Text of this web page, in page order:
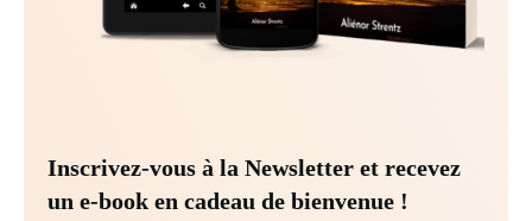
Inscrivez-vous à la Newsletter et recevez
un e-book en cadeau de bienvenue !